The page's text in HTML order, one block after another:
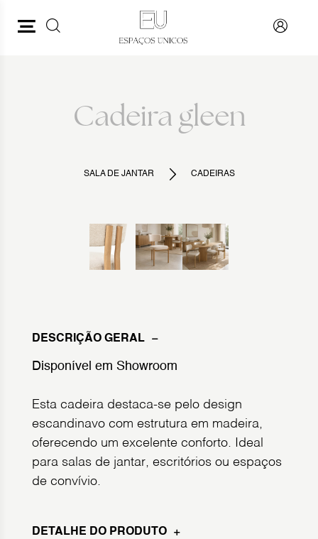
Cadeira gleen
SALA DE JANTAR CADEIRAS
DESCRIÇÃO GERAL
Disponível em Showroom
Esta cadeira destaca-se pelo design
escandinavo com estrutura em madeira,
oferecendo um excelente conforto. Ideal
para salas de jantar, escritórios ou espaços
de convívio.
DETALHE DO PRODUTO
PESQUISAR